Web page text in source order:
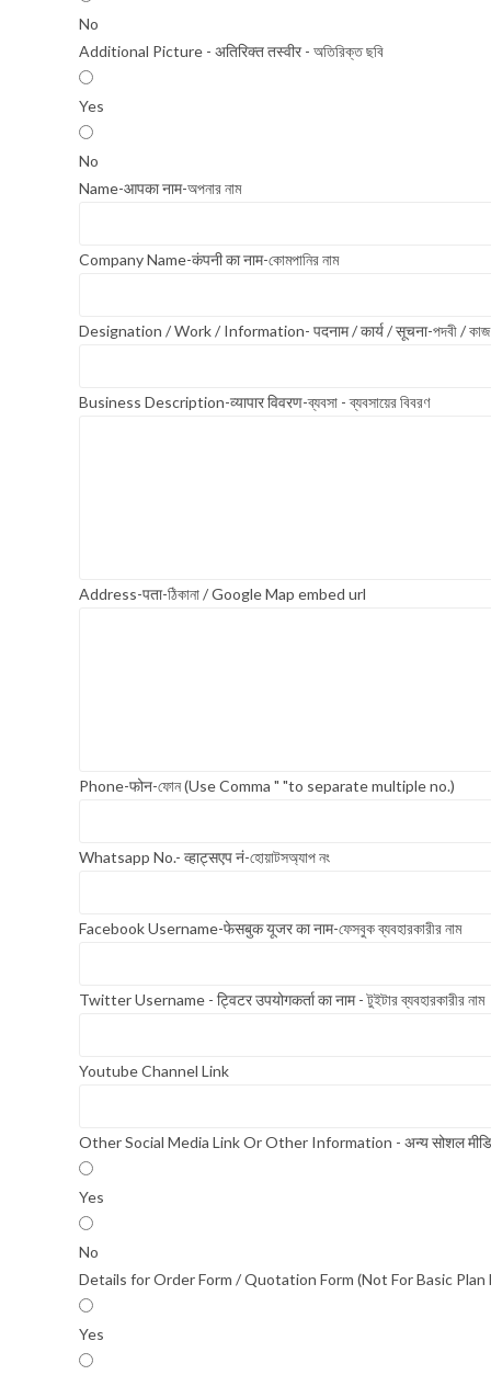
No
Additional Picture - अतिरिक्त तस्वीर - অতিরিক্ত ছবি
Yes
No
Name-आपका नाम-অপনার নাম
Company Name-कंपनी का नाम-কোমপানির নাম
Designation / Work / Information- पदनाम / कार्य / सूचना-পদবী /
Business Description-व्यापार विवरण-ব্যবসা - ব্যবসায়ের বিবরণ
Address-पता-ঠিকানা / Google Map embed url
Phone-फोन-ফোন (Use Comma " "to separate multiple no.)
Whatsapp No.- व्हाट्सएप नं-হোয়াটসঅ্যাপ নং
Facebook Username-फेसबुक यूजर का नाम-ফেসবুক ব্যবহারকারীর নাম
Twitter Username - ट्विटर उपयोगकर्ता का नाम - টুইটার ব্যবহারকারীর নাম
Youtube Channel Link
Other Social Media Link Or Other Information - अन्य सोशल मीडिया
Yes
No
Details for Order Form / Quotation Form (Not For Basic Plan Holder)
Yes